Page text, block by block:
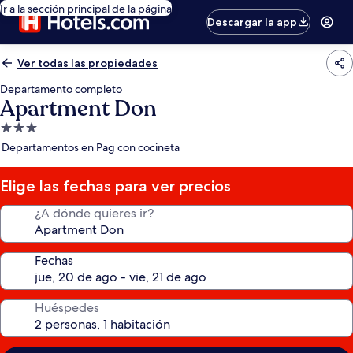
Ir a la sección principal de la página
Descargar la app
Ver todas las propiedades
Departamento completo
Apartment Don
Propiedad
de
estrellas
Departamentos en Pag con cocineta
Elige las fechas para ver precios
¿A dónde quieres ir?
Fechas
Huéspedes